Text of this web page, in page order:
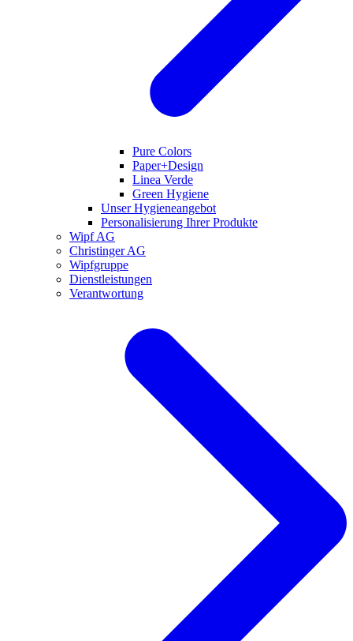
Pure Colors
Paper+Design
Linea Verde
Green Hygiene
Unser Hygieneangebot
Personalisierung Ihrer Produkte
Wipf AG
Christinger AG
Wipfgruppe
Dienstleistungen
Verantwortung